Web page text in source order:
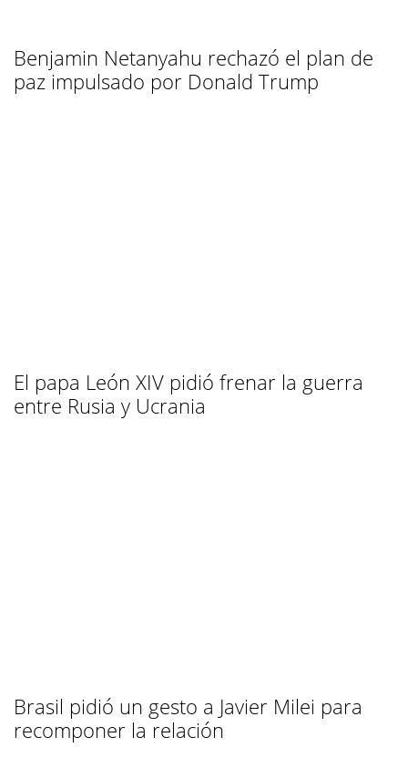
Benjamin Netanyahu rechazó el plan de
paz impulsado por Donald Trump
El papa León XIV pidió frenar la guerra
entre Rusia y Ucrania
Brasil pidió un gesto a Javier Milei para
recomponer la relación